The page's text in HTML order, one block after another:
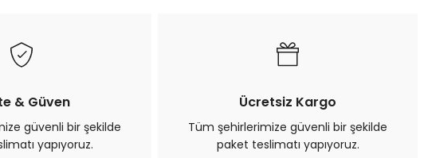
& Güven
güvenli bir şekilde
yapıyoruz.
Ücretsiz Kargo
Tüm şehirlerimize güvenli bir şekilde
paket teslimatı yapıyoruz.